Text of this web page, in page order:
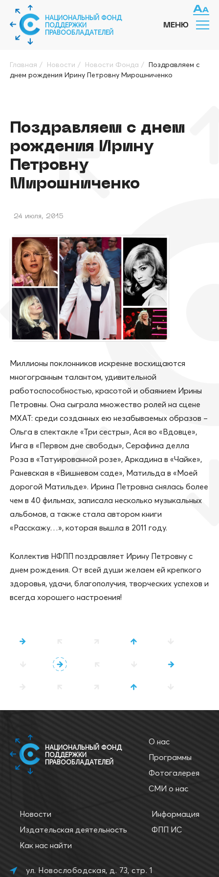
НАЦИОНАЛЬНЫЙ ФОНД
ПОДДЕРЖКИ
ПРАВООБЛАДАТЕЛЕЙ
МЕНЮ
Главная / Новости / Новости Фонда / Поздравляем с
днем рождения Ирину Петровну Мирошниченко
Поздравляем с днем
рождения Ирину
Петровну
Мирошниченко
24 июля, 2015
Миллионы поклонников искренне восхищаются
многогранным талантом, удивительной
работоспособностью, красотой и обаянием Ирины
Петровны. Она сыграла множество ролей на сцене
МХАТ: среди созданных ею незабываемых образов –
Ольга в спектакле «Три сестры», Ася во «Вдовце»,
Инга в «Первом дне свободы», Серафина делла
Роза в «Татуированной розе», Аркадина в «Чайке»,
Раневская в «Вишневом саде», Матильда в «Моей
дорогой Матильде». Ирина Петровна снялась более
чем в 40 фильмах, записала несколько музыкальных
альбомов, а также стала автором книги
«Расскажу…», которая вышла в 2011 году.
Коллектив НФПП поздравляет Ирину Петровну с
днем рождения. От всей души желаем ей крепкого
здоровья, удачи, благополучия, творческих успехов и
всегда хорошего настроения!
НАЦИОНАЛЬНЫЙ ФОНД
ПОДДЕРЖКИ
ПРАВООБЛАДАТЕЛЕЙ
О нас
Программы
Фотогалерея
СМИ о нас
Новости
Издательская деятельность
Как нас найти
Информация
ФПП ИС
ул. Новослободская, д. 73, стр. 1